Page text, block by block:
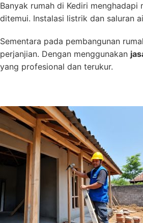
Banyak rumah di Kediri
ditemui. Instalasi listrik dan saluran
Sementara pada pembangunan
perjanjian. Dengan menggunakan
yang profesional dan terukur.